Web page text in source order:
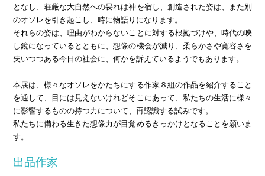
となし、荘厳な大自然への畏れは神を宿し、創造された姿は、また別
のオソレを引き起こし、時に物語りになります。
それらの姿は、理由がわからないことに対する根拠づけや、時代の映
し鏡になっているとともに、想像の機会が減り、柔らかさや寛容さを
失いつつある今日の社会に、何かを訴えているようでもあります。
本展は、様々なオソレをかたちにする作家８組の作品を紹介すること
を通して、目には見えないけれどそこにあって、私たちの生活に様々
に影響するものの持つ力について、再認識する試みです。
私たちに備わる生きた想像力が目覚めるきっかけとなることを願いま
す。
出品作家